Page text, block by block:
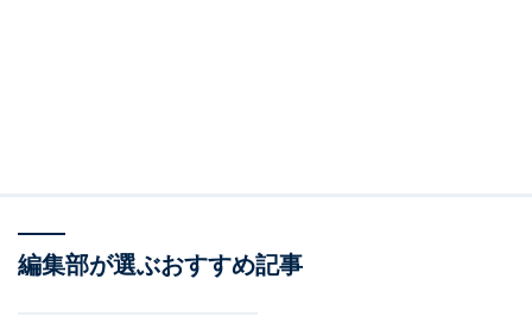
編集部が選ぶおすすめ記事